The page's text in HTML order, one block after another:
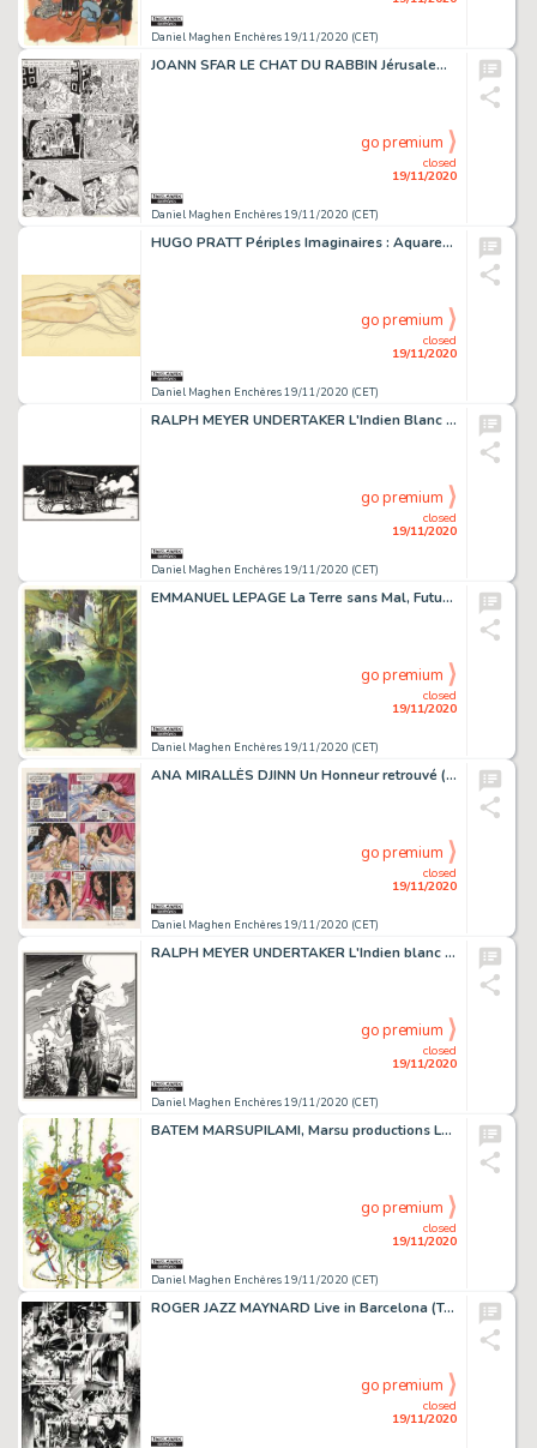
Daniel Maghen Enchères 19/11/2020 (CET)
JOANN SFAR LE CHAT DU RABBIN Jérusalem d'Afrique (T.5), Dargaud 2006 Planche originale...
Daniel Maghen Enchères 19/11/2020 (CET)
closed
19/11/2020
go premium
HUGO PRATT Périples Imaginaires : Aquarelles 1965-1995, Casterman 2005 Sur les traces...
Daniel Maghen Enchères 19/11/2020 (CET)
closed
19/11/2020
go premium
RALPH MEYER UNDERTAKER L'Indien Blanc (T.5), Dargaud 2019 Jonas sous les étoiles,...
Daniel Maghen Enchères 19/11/2020 (CET)
closed
19/11/2020
go premium
EMMANUEL LEPAGE La Terre sans Mal, Futuropolis 1999 Planche originale n° 62. Signée....
Daniel Maghen Enchères 19/11/2020 (CET)
closed
19/11/2020
go premium
ANA MIRALLÈS DJINN Un Honneur retrouvé (T.12), Dargaud 2014 Planche originale n°...
Daniel Maghen Enchères 19/11/2020 (CET)
closed
19/11/2020
go premium
RALPH MEYER UNDERTAKER L'Indien blanc (T.5), Dargaud 2019 Au bord de la rivière,...
Daniel Maghen Enchères 19/11/2020 (CET)
closed
19/11/2020
go premium
BATEM MARSUPILAMI, Marsu productions Le Nid des Marsupilamis, illustration originale...
Daniel Maghen Enchères 19/11/2020 (CET)
closed
19/11/2020
go premium
ROGER JAZZ MAYNARD Live in Barcelona (T.7), Dargaud 2019 Planche originale n° 31....
closed
19/11/2020
go premium